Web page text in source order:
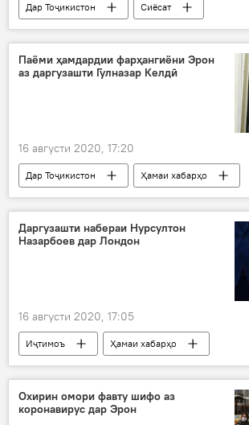
Дар Тоҷикистон
Сиёсат
Ахбори ширкатҳо
Ишкошим
бинои истиқоматӣ
хизматчиёни давлатӣ
ВМКБ
Паёми ҳамдардии фарҳангиёни Эрон
аз даргузашти Гулназар Келдӣ
16 августи 2020, 17:20
Дар Тоҷикистон
Ҳамаи хабарҳо
Рӯйдод, ҷиноят ва ҳолатҳои фавқулода
Эрон
фарҳангиён
Гулназар Келдӣ
Даргузашти набераи Нурсултон
Назарбоев дар Лондон
16 августи 2020, 17:05
Иҷтимоъ
Ҳамаи хабарҳо
Осиёи Марказӣ
Бритониё
даргузашт
набера
Нурсултон Назарбоев
Охирин омори фавту шифо аз
коронавирус дар Эрон